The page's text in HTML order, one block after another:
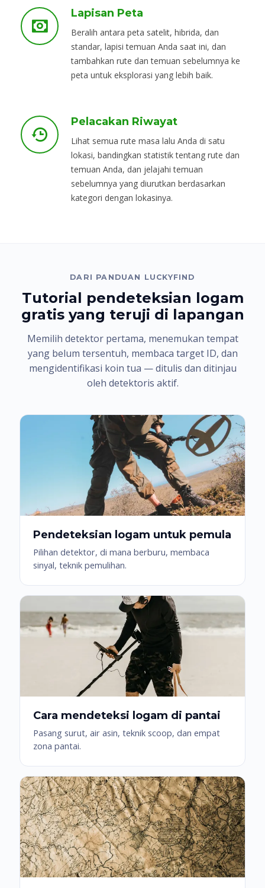
Lapisan Peta
Beralih antara peta satelit, hibrida, dan
standar, lapisi temuan Anda saat ini, dan
tambahkan rute dan temuan sebelumnya ke
peta untuk eksplorasi yang lebih baik.
Pelacakan Riwayat
Lihat semua rute masa lalu Anda di satu
lokasi, bandingkan statistik tentang rute dan
temuan Anda, dan jelajahi temuan
sebelumnya yang diurutkan berdasarkan
kategori dengan lokasinya.
DARI PANDUAN LUCKYFIND
Tutorial pendeteksian logam
gratis yang teruji di lapangan
Memilih detektor pertama, menemukan tempat
yang belum tersentuh, membaca target ID, dan
mengidentifikasi koin tua — ditulis dan ditinjau
oleh detektoris aktif.
Pendeteksian logam untuk pemula
Pilihan detektor, di mana berburu, membaca
sinyal, teknik pemulihan.
Cara mendeteksi logam di pantai
Pasang surut, air asin, teknik scoop, dan empat
zona pantai.